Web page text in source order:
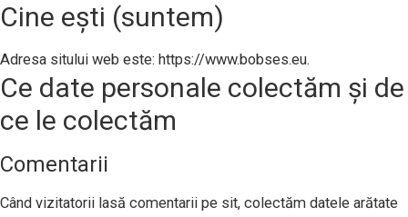
Cine ești (suntem)
Adresa sitului web este: https://www.bobses.eu.
Ce date personale colectăm și de
ce le colectăm
Comentarii
Când vizitatorii lasă comentarii pe sit, colectăm datele arătate